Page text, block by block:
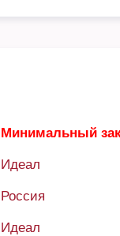
Минимальный
Идеал
Россия
Идеал